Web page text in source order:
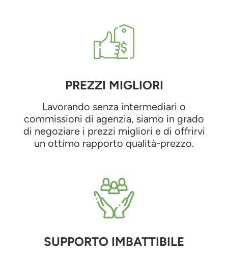
PREZZI MIGLIORI
Lavorando senza intermediari o
commissioni di agenzia, siamo in grado
di negoziare i prezzi migliori e di offrirvi
un ottimo rapporto qualità-prezzo.
SUPPORTO IMBATTIBILE